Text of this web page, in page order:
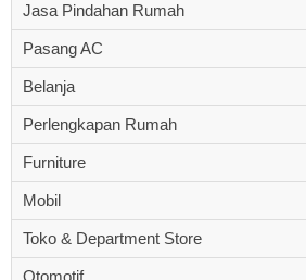
Jasa Pindahan Rumah
Pasang AC
Belanja
Perlengkapan Rumah
Furniture
Mobil
Toko & Department Store
Otomotif